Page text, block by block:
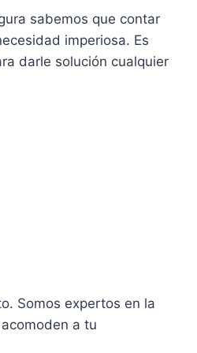
sabemos que contar
imperiosa. Es
darle solución cualquier
Somos expertos en la
a tu